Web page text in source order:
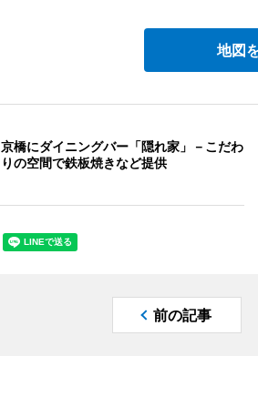
地図
京橋にダイニングバー「隠れ家」－こだわ
りの空間で鉄板焼きなど提供
前の記事